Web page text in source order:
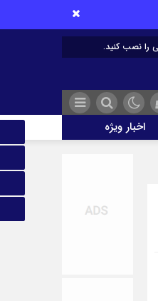
را نصب کنید.
اخبار ویژه
شکسته میان مردم و حاکمیت؛